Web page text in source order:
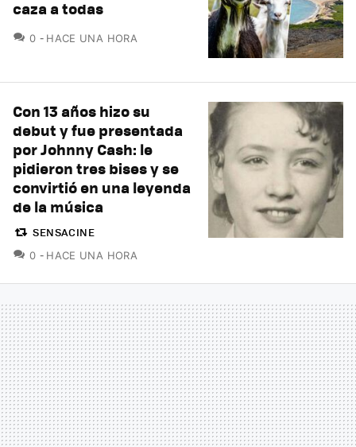
caza a todas
0 COMENTARIOS
HACE UNA HORA
Con 13 años hizo su
debut y fue presentada
por Johnny Cash: le
pidieron tres bises y se
convirtió en una leyenda
de la música
SENSACINE
0 COMENTARIOS
HACE UNA HORA